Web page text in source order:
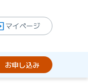
マイページ
お申し込み